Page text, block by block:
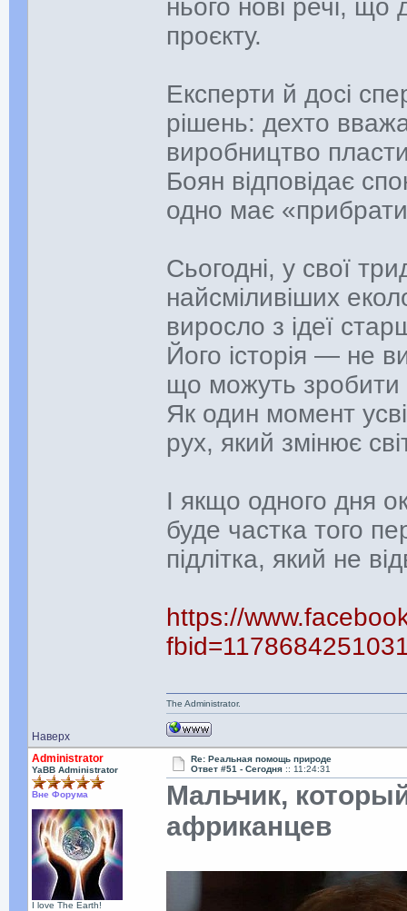
нього нові речі, що
проєкту.
Експерти й досі
рішень: дехто
виробництво
Боян відповідає
одно має
Сьогодні, у свої
найсміливіших
виросло з ідеї
Його історія — не
що можуть зробити
Як один момент
рух, який змінює
І якщо одного дня
буде частка того
підлітка, який не
https://
Наверх
The Administrator.
Administrator
YaBB Administrator
Вне Форума
I love The Earth!
Re: Реальная помощь природе
Ответ #51 -Сегодня :: 11:24:31
Мальчик,
африканцев